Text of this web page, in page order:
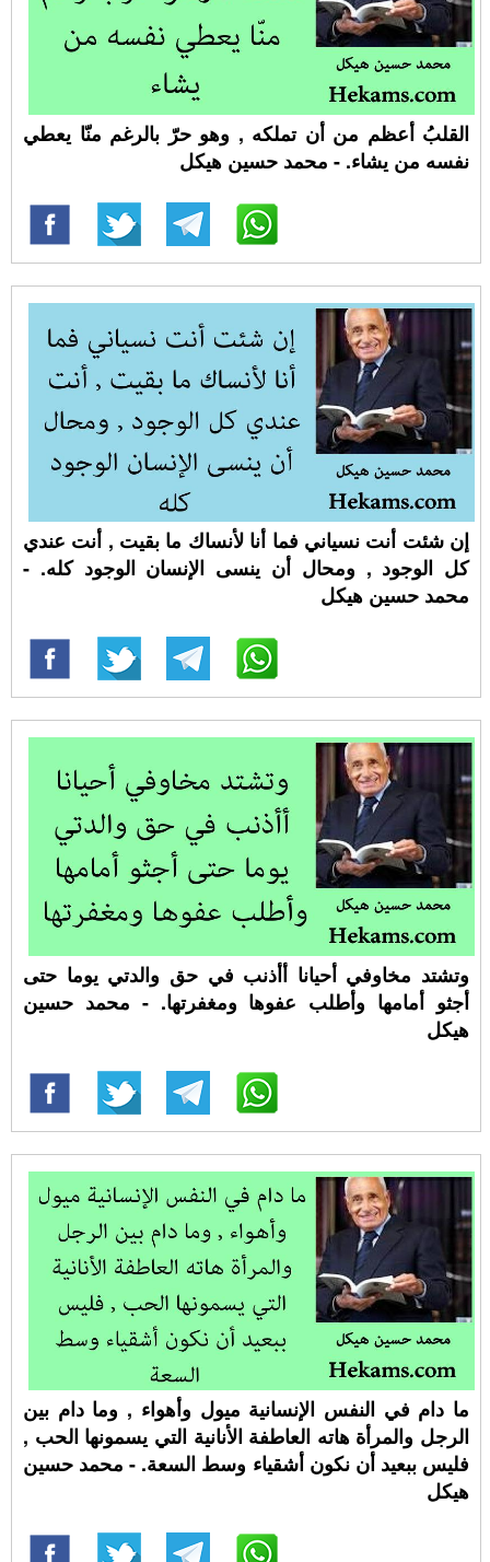
القلبُ أعظم من أن تملكه , وهو حرّ بالرغم منّا يعطي
نفسه من يشاء. - محمد حسين هيكل
إن شئت أنت نسياني فما أنا لأنساك ما بقيت , أنت عندي
كل الوجود , ومحال أن ينسى الإنسان الوجود كله. -
محمد حسين هيكل
وتشتد مخاوفي أحيانا أأذنب في حق والدتي يوما حتى
أجثو أمامها وأطلب عفوها ومغفرتها. - محمد حسين
هيكل
ما دام في النفس الإنسانية ميول وأهواء , وما دام بين
الرجل والمرأة هاته العاطفة الأنانية التي يسمونها الحب ,
فليس ببعيد أن نكون أشقياء وسط السعة. - محمد حسين
هيكل